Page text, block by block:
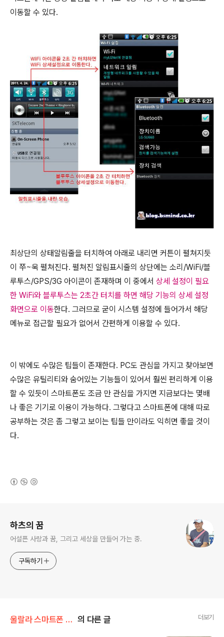
이동할 수 있다.
최상단의 상태알림줄을 터치하여 아래로 내리면 커튼이 펼쳐지듯
이 쭈~욱 펼쳐진다. 펼쳐진 알림표시줄의 상단에는 소리/WiFi/블
루투스/GPS/3G 아이콘이 존재하며 이 중에서 상세 설정이 필요
한 WiFi와 블루투스는 2초간 터치를 하면 해당 기능의 상세 설정
화면으로 이동한다. 그러므로 굳이 시스템 설정에 들어가서 해당
메뉴로 접근할 필요가 없어서 간편하게 이용할 수 있다.
이 밖에도 수많은 팁들이 존재한다. PC도 관심을 가지고 찾아보면
수많은 유틸리티와 숨어있는 기능들이 있어서 훨씬 편리하게 이용
할 수 있듯이 스마트폰도 조금 만 관심을 가지면 지금보다는 몇배
나 좋은 기기로 이용이 가능하다. 그렇다고 스마트폰에 대해 따로
공부하는 것은 좀 그렇고 보이는 팁들 만이라도 익히면 좋을 것이
다.
하츠의 꿈
어설픈 사랑과 꿈, 그리고 세상을 만들어 가는 중.
구독하기
울랄라 스마트폰 리뷰 의 다른 글 더보기